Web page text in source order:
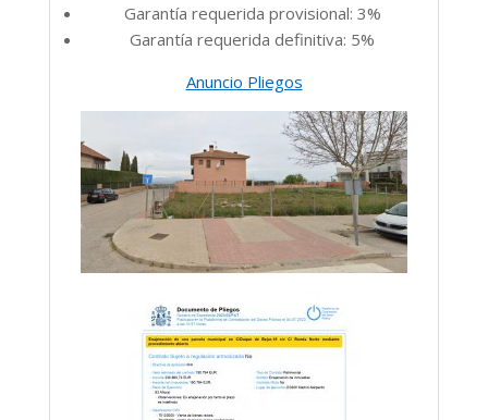
Garantía requerida provisional: 3%
Garantía requerida definitiva: 5%
Anuncio Pliegos